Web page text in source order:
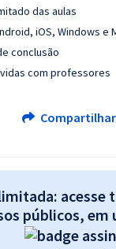
das aulas
iOS, Windows e
conclusão
com professores
Compartilhar
acesse
públicos, em